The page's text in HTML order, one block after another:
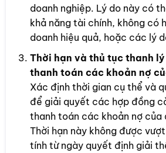
doanh nghiệp. Lý do này có
khả năng tài chính, không có
doanh hiệu quả, hoặc các lý
Thời hạn và thủ tục thanh
thanh toán các khoản nợ
Xác định thời gian cụ thể và
để giải quyết các hợp đồng
thanh toán các khoản nợ của
Thời hạn này không được
tính từ ngày quyết định giải